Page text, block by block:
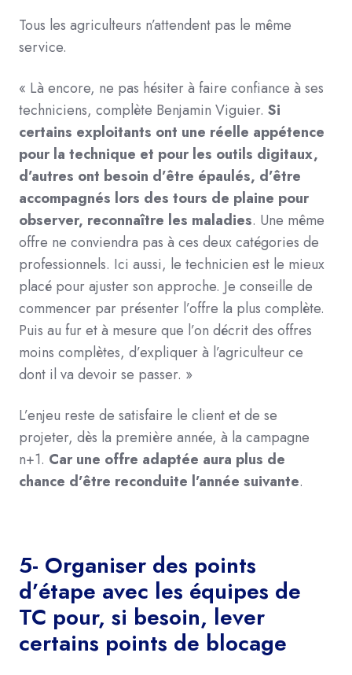
Tous les agriculteurs n’attendent pas le même
service.
« Là encore, ne pas hésiter à faire confiance à ses
techniciens, complète Benjamin Viguier. Si
certains exploitants ont une réelle appétence
pour la technique et pour les outils digitaux,
d’autres ont besoin d’être épaulés, d’être
accompagnés lors des tours de plaine pour
observer, reconnaître les maladies. Une même
offre ne conviendra pas à ces deux catégories de
professionnels. Ici aussi, le technicien est le mieux
placé pour ajuster son approche. Je conseille de
commencer par présenter l’offre la plus complète.
Puis au fur et à mesure que l’on décrit des offres
moins complètes, d’expliquer à l’agriculteur ce
dont il va devoir se passer. »
L’enjeu reste de satisfaire le client et de se
projeter, dès la première année, à la campagne
n+1. Car une offre adaptée aura plus de
chance d’être reconduite l’année suivante.
5- Organiser des points
d’étape avec les équipes de
TC pour, si besoin, lever
certains points de blocage